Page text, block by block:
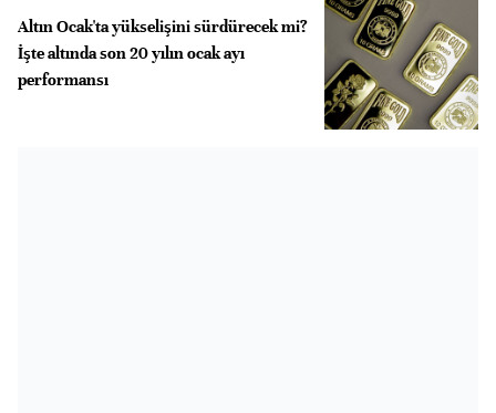
Altın Ocak'ta yükselişini sürdürecek mi?
İşte altında son 20 yılın ocak ayı
performansı